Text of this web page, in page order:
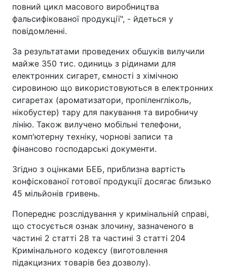
повний цикл масового виробництва
фальсифікованої продукції", - йдеться у
повідомленні.
За результатами проведених обшуків вилучили
майже 350 тис. одиниць з рідинами для
електронних сигарет, ємності з хімічною
сировиною що використовуються в електронних
сигаретах (ароматизатори, пропіленгліколь,
нікобустер) тару для пакування та виробничу
лінію. Також вилучено мобільні телефони,
комп'ютерну техніку, чорнові записи та
фінансово господарські документи.
Згідно з оцінками БЕБ, приблизна вартість
конфіскованої готової продукції досягає близько
45 мільйонів гривень.
Попереднє розслідування у кримінальній справі,
що стосується ознак злочину, зазначеного в
частині 2 статті 28 та частині 3 статті 204
Кримінального кодексу (виготовлення
підакцизних товарів без дозволу).